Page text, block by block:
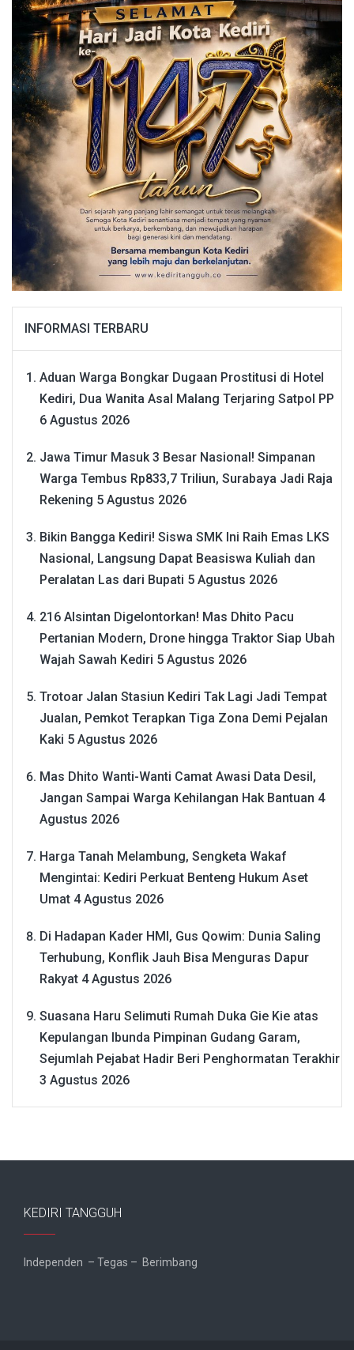
INFORMASI TERBARU
Aduan Warga Bongkar Dugaan Prostitusi di Hotel
Kediri, Dua Wanita Asal Malang Terjaring Satpol PP
6 Agustus 2026
Jawa Timur Masuk 3 Besar Nasional! Simpanan
Warga Tembus Rp833,7 Triliun, Surabaya Jadi Raja
Rekening 5 Agustus 2026
Bikin Bangga Kediri! Siswa SMK Ini Raih Emas LKS
Nasional, Langsung Dapat Beasiswa Kuliah dan
Peralatan Las dari Bupati 5 Agustus 2026
216 Alsintan Digelontorkan! Mas Dhito Pacu
Pertanian Modern, Drone hingga Traktor Siap Ubah
Wajah Sawah Kediri 5 Agustus 2026
Trotoar Jalan Stasiun Kediri Tak Lagi Jadi Tempat
Jualan, Pemkot Terapkan Tiga Zona Demi Pejalan
Kaki 5 Agustus 2026
Mas Dhito Wanti-Wanti Camat Awasi Data Desil,
Jangan Sampai Warga Kehilangan Hak Bantuan 4
Agustus 2026
Harga Tanah Melambung, Sengketa Wakaf
Mengintai: Kediri Perkuat Benteng Hukum Aset
Umat 4 Agustus 2026
Di Hadapan Kader HMI, Gus Qowim: Dunia Saling
Terhubung, Konflik Jauh Bisa Menguras Dapur
Rakyat 4 Agustus 2026
Suasana Haru Selimuti Rumah Duka Gie Kie atas
Kepulangan Ibunda Pimpinan Gudang Garam,
Sejumlah Pejabat Hadir Beri Penghormatan Terakhir
3 Agustus 2026
KEDIRI TANGGUH
Independen – Tegas – Berimbang